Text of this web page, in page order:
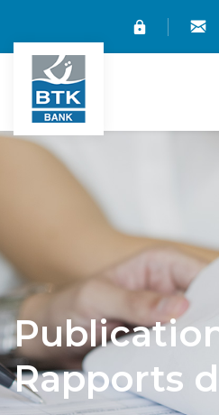
Rapports